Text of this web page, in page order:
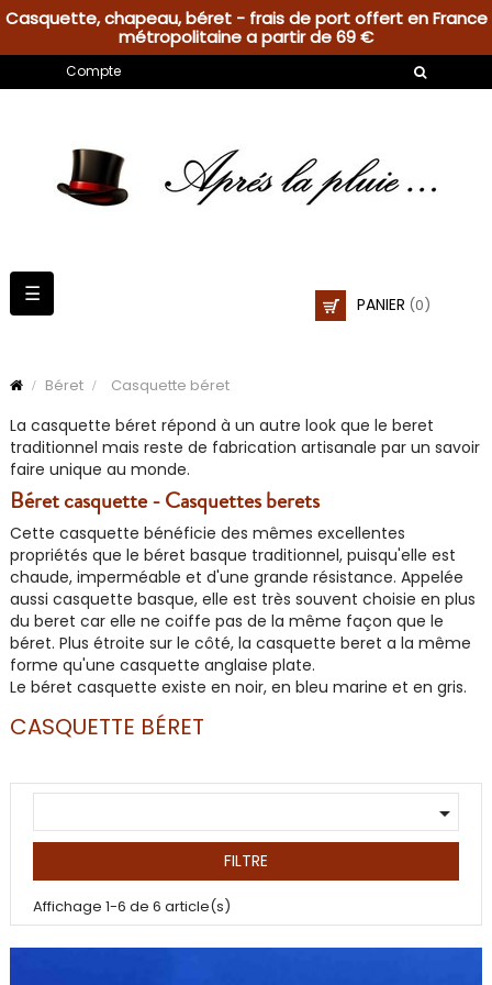
Casquette, chapeau, béret - frais de port offert en France
métropolitaine a partir de 69 €
Compte
PANIER (0)
Basculer
la
☰
Béret Casquette béret
La casquette béret répond à un autre look que le beret
traditionnel mais reste de fabrication artisanale par un savoir
faire unique au monde.
Béret casquette - Casquettes berets
Cette casquette bénéficie des mêmes excellentes
propriétés que le béret basque traditionnel, puisqu'elle est
chaude, imperméable et d'une grande résistance. Appelée
aussi casquette basque, elle est très souvent choisie en plus
du beret car elle ne coiffe pas de la même façon que le
béret. Plus étroite sur le côté, la casquette beret a la même
forme qu'une casquette anglaise plate.
Le béret casquette existe en noir, en bleu marine et en gris.
CASQUETTE BÉRET

FILTRE
Affichage 1-6 de 6 article(s)